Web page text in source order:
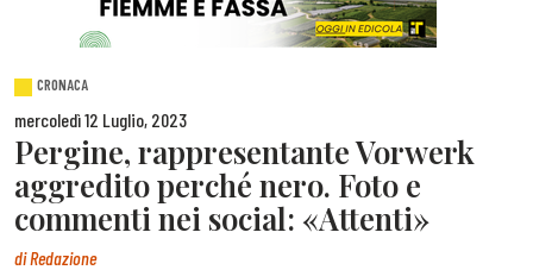
CRONACA
mercoledì 12 Luglio, 2023
Pergine, rappresentante Vorwerk
aggredito perché nero. Foto e
commenti nei social: «Attenti»
diRedazione